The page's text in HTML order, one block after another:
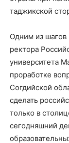
таджикской
Одним из шагов
ректора
университета
проработке
Согдийской
сделать
только в
сегодняшний